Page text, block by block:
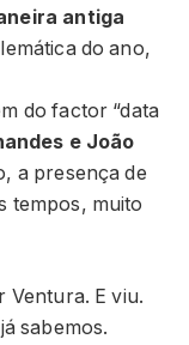
antiga
do ano,
do factor “data
e João
a presença de
tempos, muito
Ventura. E viu.
sabemos.